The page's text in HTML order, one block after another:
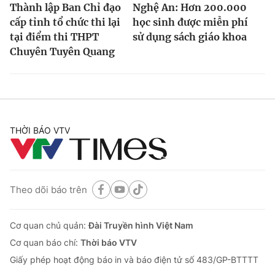
Thành lập Ban Chỉ đạo
cấp tỉnh tổ chức thi lại
tại điểm thi THPT
Chuyên Tuyên Quang
Nghệ An: Hơn 200.000
học sinh được miễn phí
sử dụng sách giáo khoa
THỜI BÁO VTV
Theo dõi báo trên
Cơ quan chủ quản:Đài Truyền hình Việt Nam
Cơ quan báo chí: Thời báo VTV
Giấy phép hoạt động báo in và báo điện tử số 483/GP-BTTTT